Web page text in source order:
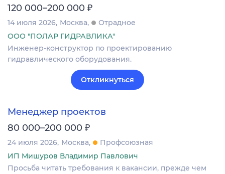
120 000–200 000 ₽
14 июля 2026 Москва
Отрадное
ООО "ПОЛАР ГИДРАВЛИКА"
Инженер-конструктор по проектированию
гидравлического оборудования.
Откликнуться
Менеджер проектов
80 000–200 000 ₽
24 июля 2026 Москва
Профсоюзная
ИП Мишуров Владимир Павлович
Просьба читать требования к вакансии, прежде чем